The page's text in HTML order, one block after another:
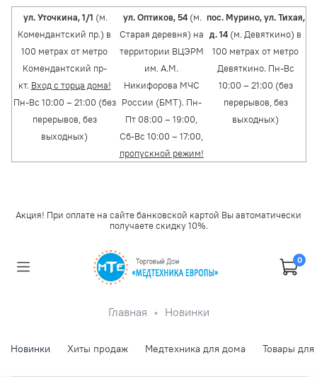
ул. Уточкина, 1/1 (м.
Комендантский пр.) в
100 метрах от метро
Комендантский пр-
кт. Вход с торца дома!
Пн-Вс 10:00 – 21:00 (без
перерывов, без
выходных)
ул. Оптиков, 54 (м.
Старая деревня) на
территории ВЦЭРМ
им. А.М.
Никифорова МЧС
России (БМТ). Пн-
Пт 08:00 – 19:00,
Сб-Вс 10:00 – 17:00,
пропускной режим!
пос. Мурино, ул. Тихая,
д. 14 (м. Девяткино) в
100 метрах от метро
Девяткино. Пн-Вс
10:00 – 21:00 (без
перерывов, без
выходных)
Акция! При оплате на сайте банковской картой Вы автоматически
получаете скидку 10%.
0
Главная Новинки
Новинки Хиты продаж Медтехника для дома Товары для